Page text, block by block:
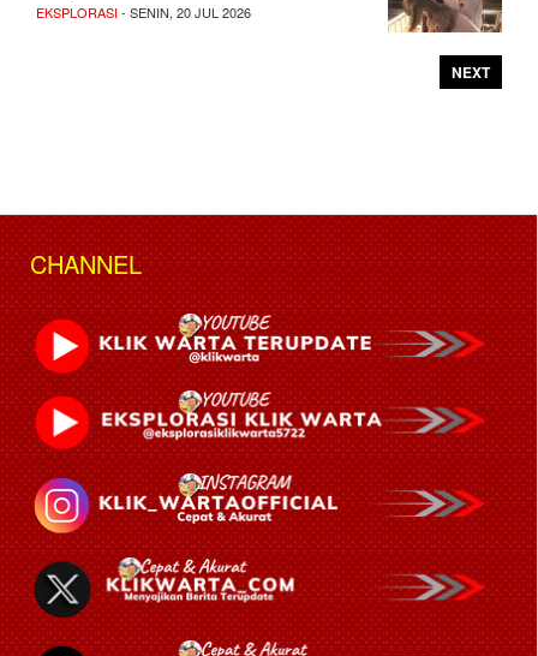
EKSPLORASI- SENIN, 20 JUL 2026
NEXT
CHANNEL